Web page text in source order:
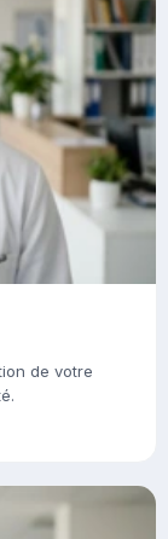
de votre